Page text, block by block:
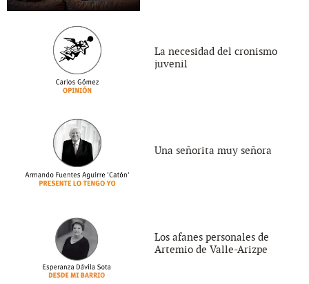
La necesidad del cronismo
juvenil
Una señorita muy señora
Los afanes personales de
Artemio de Valle-Arizpe